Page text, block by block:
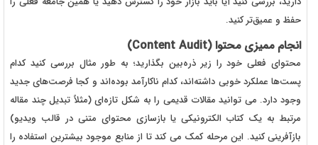
حفظ و عمیق‌تر کنید.
انجام ممیزی محتوا (Content Audit)
محتوای فعلی خود را زیر ذره‌بین بگذارید؛ به طور مثال بررسی کنید کدام
پست‌ها عملکرد خوبی داشته‌اند، کدام‌ ناکارآمد بوده‌اند و کجا فرصت‌های جدید
وجود دارد. می‌ توانید مقالات قدیمی را به شکل تازه‌ای (مثلاً تبدیل چند مقاله‌
مرتبط به یک کتاب الکترونیکی یا بازسازی محتوای متنی در قالب ویدیو)
بازآفرینی کنید. این مرحله کمک می‌ کند تا از منابع موجود بیشترین استفاده را